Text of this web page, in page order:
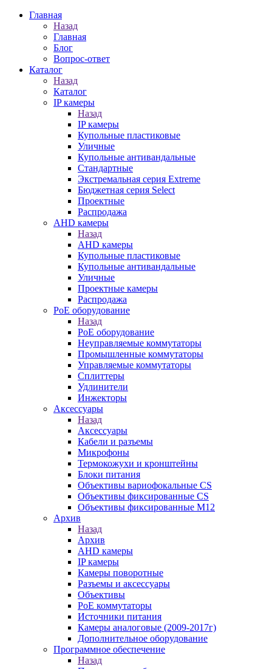
Главная
Назад
Главная
Блог
Вопрос-ответ
Каталог
Назад
Каталог
IP камеры
Назад
IP камеры
Купольные пластиковые
Уличные
Купольные антивандальные
Стандартные
Экстремальная серия Extreme
Бюджетная серия Select
Проектные
Распродажа
AHD камеры
Назад
AHD камеры
Купольные пластиковые
Купольные антивандальные
Уличные
Проектные камеры
Распродажа
PoE оборудование
Назад
PoE оборудование
Неуправляемые коммутаторы
Промышленные коммутаторы
Управляемые коммутаторы
Сплиттеры
Удлинители
Инжекторы
Аксессуары
Назад
Аксессуары
Кабели и разъемы
Микрофоны
Термокожухи и кронштейны
Блоки питания
Объективы вариофокальные CS
Объективы фиксированные CS
Объективы фиксированные М12
Архив
Назад
Архив
AHD камеры
IP камеры
Камеры поворотные
Разъемы и аксессуары
Объективы
PoE коммутаторы
Источники питания
Камеры аналоговые (2009-2017г)
Дополнительное оборудование
Программное обеспечение
Назад